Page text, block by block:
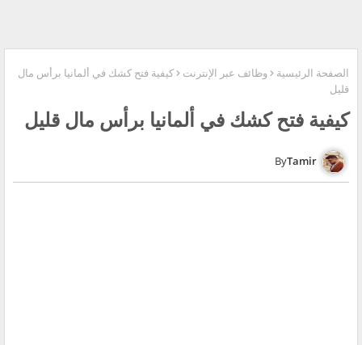
الصفحة الرئيسية وظائف عبر الإنترنت
كيفية فتح كشك في ألمانيا برأس مال
قليل
كيفية فتح كشك في ألمانيا برأس مال قليل
Tamir